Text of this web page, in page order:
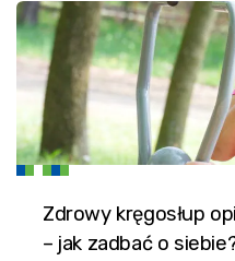
Zdrowy kręgosłup
– jak zadbać o